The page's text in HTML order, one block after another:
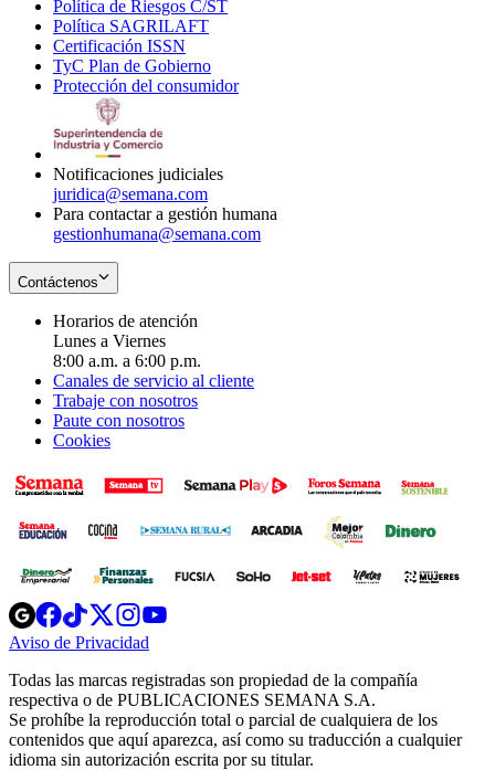
window
in
Política de Riesgos C/ST
Política SAGRILAFT
new
window
Certificación ISSN
in
new
TyC Plan de Gobierno
in
Protección del consumidorOpens
Notificaciones judiciales
juridica@semana.com
Para contactar a gestión humana
gestionhumana@semana.com
Contáctenos
Horarios de atención
Lunes a Viernes
8:00 a.m. a 6:00 p.m.
Canales de servicio al cliente
Trabaje con nosotros
Paute con nosotros
Cookies
Opens
in
new
Opens
in
new
Opens
in
new
window
Opens
new
windowwindow
Aviso de Privacidad
new
window
Todas las marcas registradas son propiedad de la compañía
respectiva o de PUBLICACIONES SEMANA S.A.
Se prohíbe la reproducción total o parcial de cualquiera de los
contenidos que aquí aparezca, así como su traducción a cualquier
idioma sin autorización escrita por su titular.